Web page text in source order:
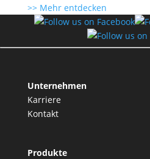
>> Mehr entdecken
Unternehmen
Karriere
Kontakt
Produkte